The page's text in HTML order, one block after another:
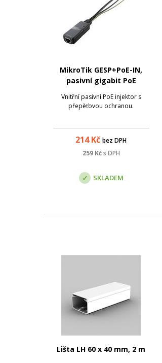
MikroTik GESP+PoE-IN,
pasivní gigabit PoE
Vnitřní pasivní PoE injektor s
přepěťovou ochranou.
214Kč bez DPH
259Kčs DPH
SKLADEM
Lišta LH 60 x 40 mm, 2 m